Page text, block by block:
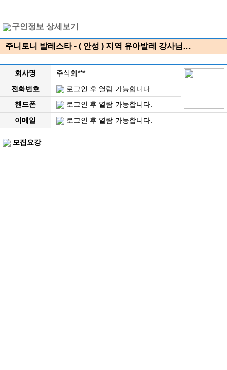
구인정보 상세보기
주니토니 발레스타 - ( 안성 ) 지역 유아발레 강사님…
회사명
주식회***
전화번호
로그인 후 열람 가능합니다.
핸드폰
로그인 후 열람 가능합니다.
이메일
로그인 후 열람 가능합니다.
모집요강